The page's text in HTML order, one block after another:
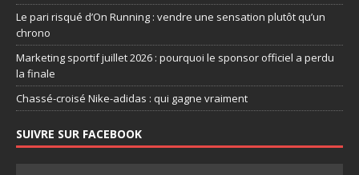
Le pari risqué d’On Running : vendre une sensation plutôt qu’un
chrono
Marketing sportif juillet 2026 : pourquoi le sponsor officiel a perdu
la finale
Chassé-croisé Nike-adidas : qui gagne vraiment
SUIVRE SUR FACEBOOK